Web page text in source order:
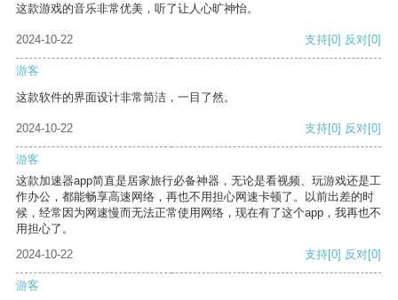
这款游戏的音乐非常优美，听了让人心旷神怡。
2024-10-22 支持[0] 反对[0]
游客
这款软件的界面设计非常简洁，一目了然。
2024-10-22 支持[0] 反对[0]
游客
这款加速器app简直是居家旅行必备神器，无论是看视频、玩游戏还是工
作办公，都能畅享高速网络，再也不用担心网速卡顿了。以前出差的时
候，经常因为网速慢而无法正常使用网络，现在有了这个app，我再也不
用担心了。
2024-10-22
支持[0] 反对[0]
游客